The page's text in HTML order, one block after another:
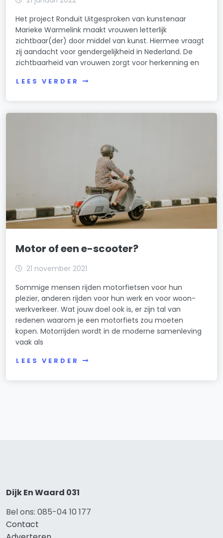
Het project Ronduit Uitgesproken van kunstenaar
Marieke Warmelink maakt vrouwen letterlijk
zichtbaar(der) door middel van kunst. Hiermee vraagt
zij aandacht voor gendergelijkheid in Nederland. De
zichtbaarheid van vrouwen zorgt voor herkenning en
LEES VERDER
Motor of een e-scooter?
21 november 2021
Sommige mensen rijden motorfietsen voor hun
plezier, anderen rijden voor hun werk en voor woon-
werkverkeer. Wat jouw doel ook is, er zijn tal van
redenen waarom je een motorfiets zou moeten
kopen. Motorrijden wordt in de moderne samenleving
vaak als
LEES VERDER
Dijk En Waard 031
Bel ons: 085-04 10 177
Contact